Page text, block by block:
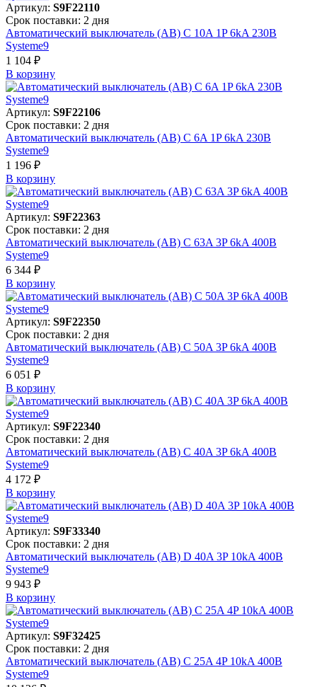
Артикул: S9F22110
Срок поставки: 2 дня
Автоматический выключатель (АВ) C 10A 1P 6kA 230В
Systeme9
1 104 ₽
В корзинy
Артикул: S9F22106
Срок поставки: 2 дня
Автоматический выключатель (АВ) C 6A 1P 6kA 230В
Systeme9
1 196 ₽
В корзинy
Артикул: S9F22363
Срок поставки: 2 дня
Автоматический выключатель (АВ) C 63A 3P 6kA 400В
Systeme9
6 344 ₽
В корзинy
Артикул: S9F22350
Срок поставки: 2 дня
Автоматический выключатель (АВ) C 50A 3P 6kA 400В
Systeme9
6 051 ₽
В корзинy
Артикул: S9F22340
Срок поставки: 2 дня
Автоматический выключатель (АВ) C 40A 3P 6kA 400В
Systeme9
4 172 ₽
В корзинy
Артикул: S9F33340
Срок поставки: 2 дня
Автоматический выключатель (АВ) D 40A 3P 10kA 400В
Systeme9
9 943 ₽
В корзинy
Артикул: S9F32425
Срок поставки: 2 дня
Автоматический выключатель (АВ) C 25A 4P 10kA 400В
Systeme9